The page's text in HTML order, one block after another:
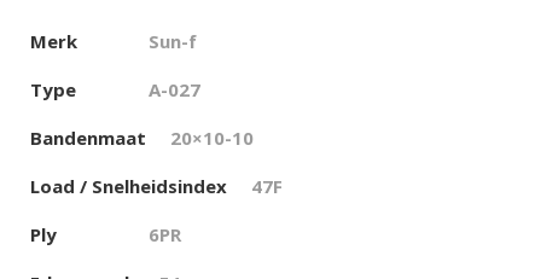
Merk
Sun-f
Type
A-027
Bandenmaat
20×10-10
Load / Snelheidsindex
47F
Ply
6PR